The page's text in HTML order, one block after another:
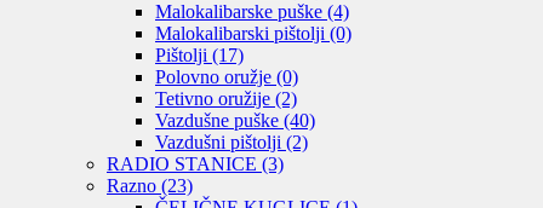
Malokalibarske puške (4)
Malokalibarski pištolji (0)
Pištolji (17)
Polovno oružje (0)
Tetivno oružije (2)
Vazdušne puške (40)
Vazdušni pištolji (2)
RADIO STANICE (3)
Razno (23)